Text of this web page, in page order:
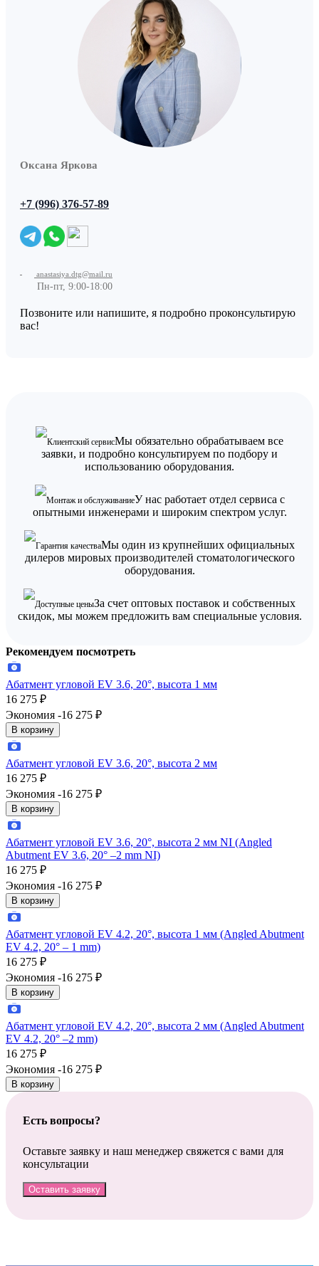
Оксана Яркова
+7 (996) 376-57-89
anastasiya.dtg@mail.ru
Пн-пт, 9:00-18:00
Позвоните или напишите, я подробно проконсультирую
вас!
Клиентский сервисМы обязательно обрабатываем все
заявки, и подробно консультируем по подбору и
использованию оборудования.
Монтаж и обслуживаниеУ нас работает отдел сервиса с
опытными инженерами и широким спектром услуг.
Гарантия качестваМы один из крупнейших официальных
дилеров мировых производителей стоматологического
оборудования.
Доступные ценыЗа счет оптовых поставок и собственных
скидок, мы можем предложить вам специальные условия.
Рекомендуем посмотреть
Абатмент угловой EV 3.6, 20°, высота 1 мм
16 275 ₽
Экономия -16 275 ₽
В корзину
Абатмент угловой EV 3.6, 20°, высота 2 мм
16 275 ₽
Экономия -16 275 ₽
В корзину
Абатмент угловой EV 3.6, 20°, высота 2 мм NI (Angled
Abutment EV 3.6, 20° –2 mm NI)
16 275 ₽
Экономия -16 275 ₽
В корзину
Абатмент угловой EV 4.2, 20°, высота 1 мм (Angled Abutment
EV 4.2, 20° – 1 mm)
16 275 ₽
Экономия -16 275 ₽
В корзину
Абатмент угловой EV 4.2, 20°, высота 2 мм (Angled Abutment
EV 4.2, 20° –2 mm)
16 275 ₽
Экономия -16 275 ₽
В корзину
Есть вопросы?
Оставьте заявку и наш менеджер свяжется с вами для
консультации
Оставить заявку